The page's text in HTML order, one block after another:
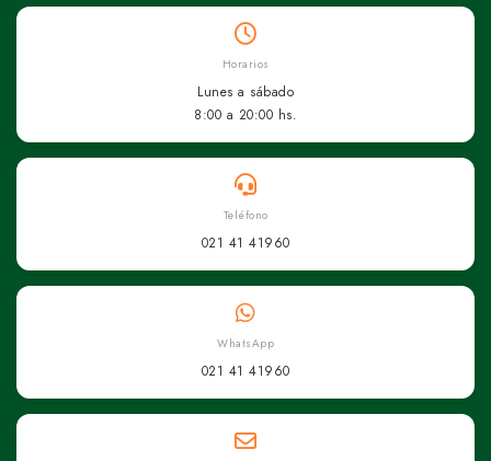
Horarios
Lunes a sábado
8:00 a 20:00 hs.
Teléfono
021 41 41960
WhatsApp
021 41 41960